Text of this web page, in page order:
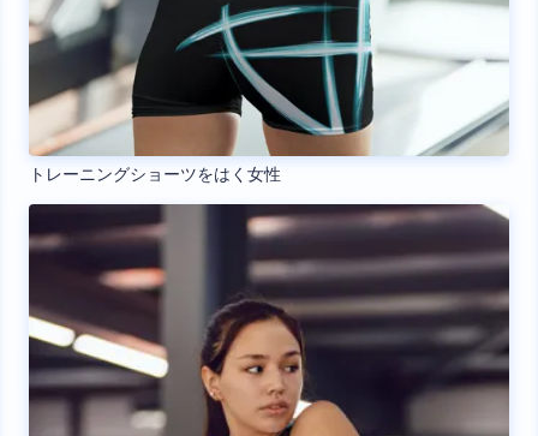
トレーニングショーツをはく女性